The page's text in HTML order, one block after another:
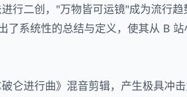
行二创，"万物皆可运镜"成为流行
了系统性的总结与定义，使其从 B
仑进行曲》混音剪辑，产生极具冲